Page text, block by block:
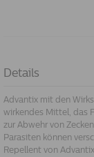
Details
Advantix mit den
wirkendes Mittel, das
zur Abwehr von
Parasiten können
Repellent von